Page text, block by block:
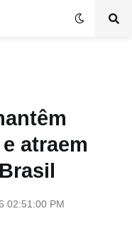
atraem
02:51:00 PM